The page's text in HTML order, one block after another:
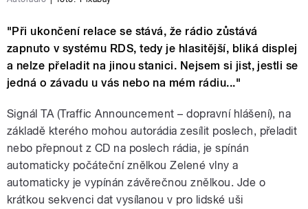
"Při ukončení relace se stává, že rádio zůstává
zapnuto v systému RDS, tedy je hlasitější, bliká displej
a nelze přeladit na jinou stanici. Nejsem si jist, jestli se
jedná o závadu u vás nebo na mém rádiu..."
Signál TA (Traffic Announcement – dopravní hlášení), na
základě kterého mohou autorádia zesílit poslech, přeladit
nebo přepnout z CD na poslech rádia, je spínán
automaticky počáteční znělkou Zelené vlny a
automaticky je vypínán závěrečnou znělkou. Jde o
krátkou sekvenci dat vysílanou v pro lidské uši